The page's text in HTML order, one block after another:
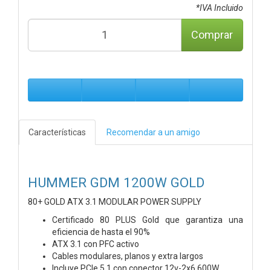
*IVA Incluido
Comprar
Características Recomendar a un amigo
HUMMER GDM 1200W GOLD
80+ GOLD ATX 3.1 MODULAR POWER SUPPLY
Certificado 80 PLUS Gold que garantiza una
eficiencia de hasta el 90%
ATX 3.1 con PFC activo
Cables modulares, planos y extra largos
Incluye PCIe 5.1 con conector 12v-2x6 600W